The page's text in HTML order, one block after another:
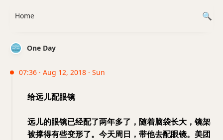
One Day
07:36 · Aug 12, 2018 · Sun
给远儿配眼镜
远儿的眼镜已经配了两年多了，随着脑袋长大，镜架
被撑得有些变形了。今天周日，带他去配眼镜。美团
Home